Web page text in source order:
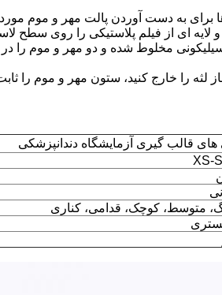
ای از فیلم پلاستیکی را روی سطح
مخلوط شده و دو مهر و موم را
لثه را خارج کنید، ستون مهر و موم
های قالب گیری آزمایشگاه دندانپزشکی
XS-
متوسط، کوچک، قدامی، کناری